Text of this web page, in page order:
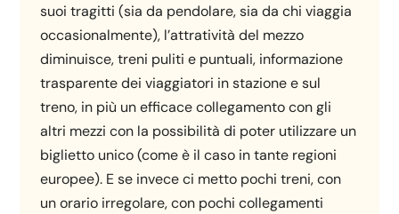
suoi tragitti (sia da pendolare, sia da chi viaggia
occasionalmente), l’attratività del mezzo
diminuisce, treni puliti e puntuali, informazione
trasparente dei viaggiatori in stazione e sul
treno, in più un efficace collegamento con gli
altri mezzi con la possibilità di poter utilizzare un
biglietto unico (come è il caso in tante regioni
europee). E se invece ci metto pochi treni, con
un orario irregolare, con pochi collegamenti